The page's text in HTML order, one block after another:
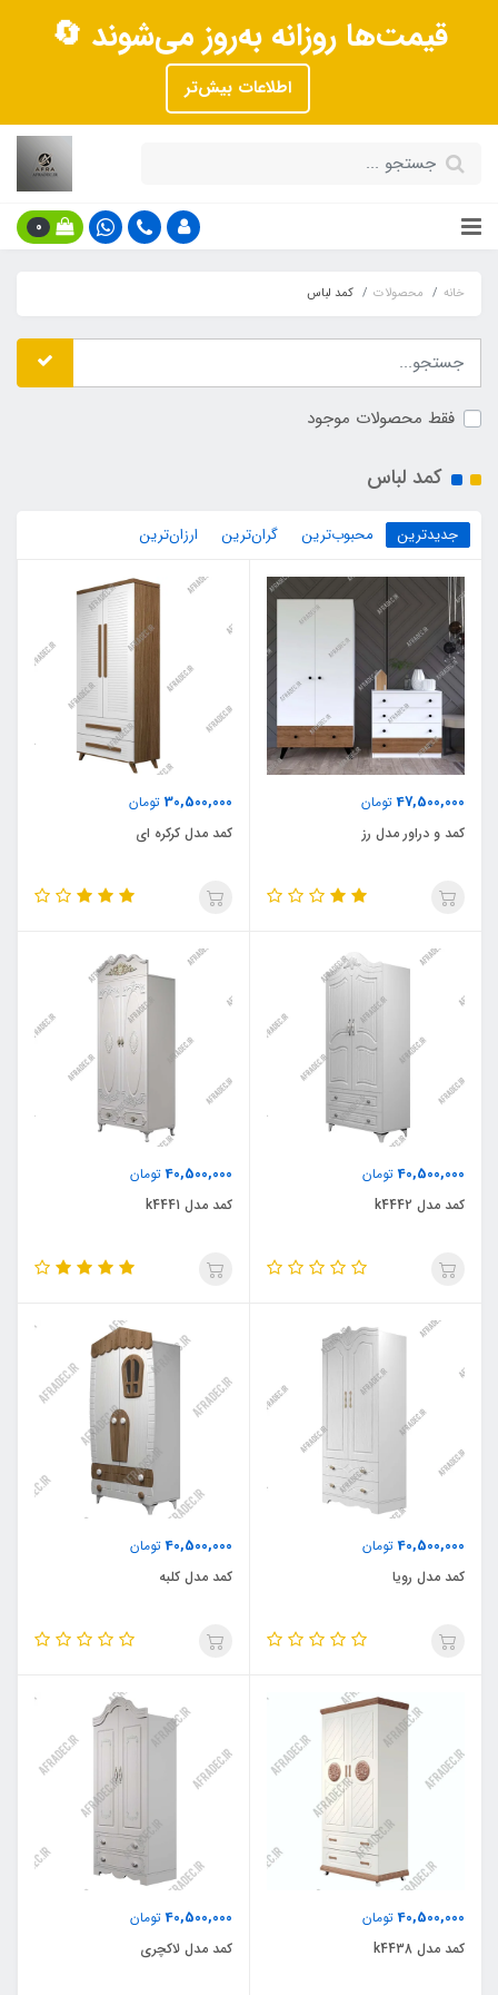
قیمت‌ها روزانه به‌روز می‌شوند 🔄
اطلاعات بیش‌تر
0
خانه محصولات کمد لباس
فقط محصولات موجود
کمد لباس
جدیدترین محبوب‌ترین گران‌ترین ارزان‌ترین
47,500,000تومان
کمد و دراور مدل رز
30,500,000 تومان
کمد مدل کرکره ای
40,500,000تومان
کمد مدل k4442
40,500,000تومان
کمد مدل k4441
40,500,000تومان
کمد مدل رویا
40,500,000تومان
کمد مدل کلبه
40,500,000تومان
کمد مدل k4438
40,500,000تومان
کمد مدل لاکچری